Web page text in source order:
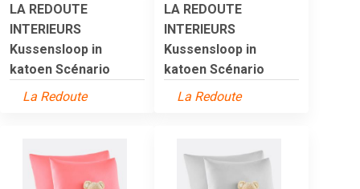
LA REDOUTE
INTERIEURS
Kussensloop in
katoen Scénario
La Redoute
LA REDOUTE
INTERIEURS
Kussensloop in
katoen Scénario
La Redoute